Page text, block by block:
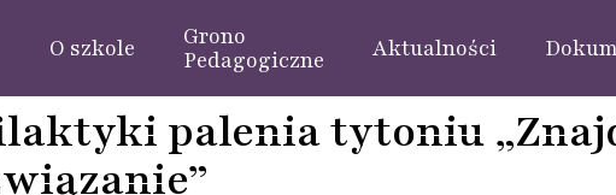
O szkole
Grono
Pedagogiczne
Aktualności
palenia tytoniu